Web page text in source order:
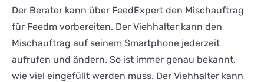
Der Berater kann über FeedExpert den Mischauftrag
für Feedm vorbereiten. Der Viehhalter kann den
Mischauftrag auf seinem Smartphone jederzeit
aufrufen und ändern. So ist immer genau bekannt,
wie viel eingefüllt werden muss. Der Viehhalter kann